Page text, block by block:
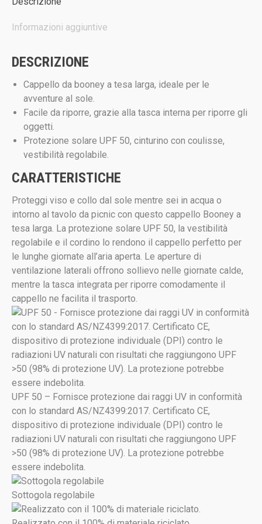
Informazioni aggiuntive
DESCRIZIONE
Cappello da booney a tesa larga, ideale per le
avventure al sole.
Facile da riporre, grazie alla tasca interna per riporre gli
oggetti.
Protezione solare UPF 50, cinturino con coulisse,
vestibilità regolabile.
CARATTERISTICHE
Proteggi viso e collo dal sole mentre sei in acqua o
intorno al tavolo da picnic con questo cappello Booney a
tesa larga. La protezione solare UPF 50, la vestibilità
regolabile e il cordino lo rendono il cappello perfetto per
le lunghe giornate all’aria aperta. Le aperture di
ventilazione laterali offrono sollievo nelle giornate calde,
mentre la tasca integrata per riporre comodamente il
cappello ne facilita il trasporto.
UPF 50 – Fornisce protezione dai raggi UV in conformità
con lo standard AS/NZ4399:2017. Certificato CE,
dispositivo di protezione individuale (DPI) contro le
radiazioni UV naturali con risultati che raggiungono UPF
>50 (98% di protezione UV). La protezione potrebbe
essere indebolita.
Sottogola regolabile